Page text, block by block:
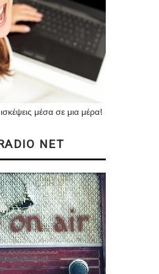
μέσα σε μια μέρα!
NET